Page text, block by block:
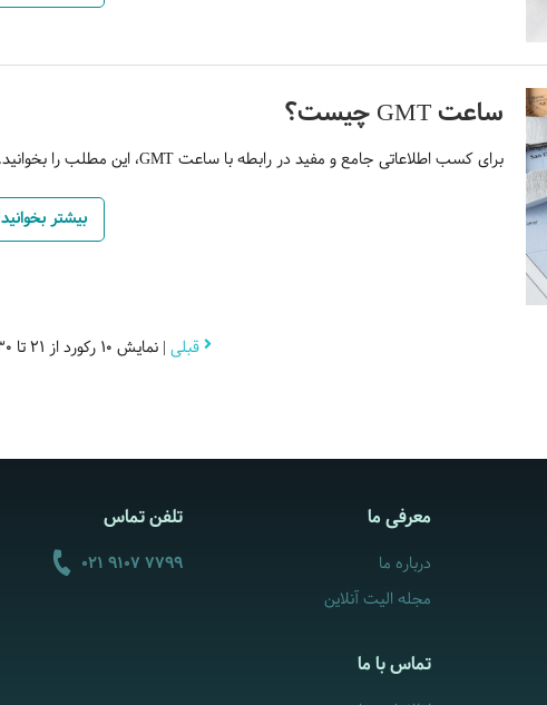
ساعت GMT چیست؟
برای کسب اطلاعاتی جامع و مفید در رابطه با ساعت GMT، این مطلب را بخوانید.
بیشتر بخوانید
قبلی| نمایش 10 رکورد از 21 تا 30 |
معرفی ما
درباره ما
مجله الیت آنلاین
تماس با ما
تلفن تماس
021 9107 7799